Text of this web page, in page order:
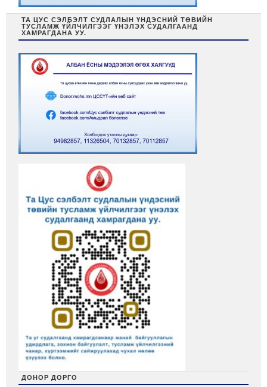
ТА ЦУС СЭЛБЭЛТ СУДЛАЛЫН ҮНДЭСНИЙ ТӨВИЙН
ТУСЛАМЖ ҮЙЛЧИЛГЭЭГ ҮНЭЛЭХ СУДАЛГААНД
ХАМРАГДАНА УУ.
ДОНОР ДОРГО